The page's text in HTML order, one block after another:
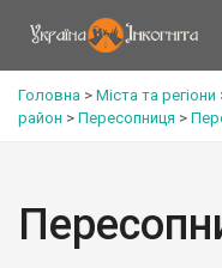
Головна > Міста та регіони
район > Пересопниця >